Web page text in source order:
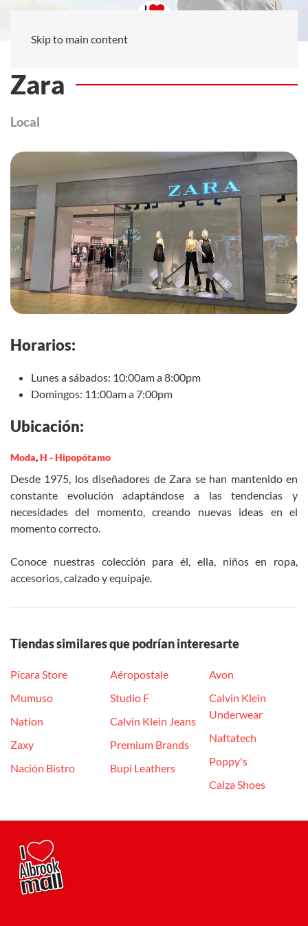
Skip to main content
Zara
Local
Horarios:
Lunes a sábados: 10:00am a 8:00pm
Domingos: 11:00am a 7:00pm
Ubicación:
Moda,H - Hipopótamo
Desde 1975, los diseñadores de Zara se han mantenido en
constante evolución adaptándose a las tendencias y
necesidades del momento, creando nuevas ideas en el
momento correcto.
Conoce nuestras colección para él, ella, niños en ropa,
accesorios, calzado y equipaje.
Tiendas similares que podrían interesarte
Pícara Store
Mumuso
Nation
Zaxy
Nación Bistro
Aéropostale
Studio F
Calvin Klein Jeans
Premium Brands
Bupi Leathers
Avon
Calvin Klein
Underwear
Naftatech
Poppy's
Calza Shoes